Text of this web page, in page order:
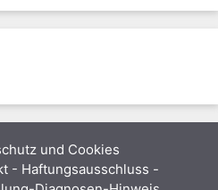
und Cookies
- Haftungsausschluss -